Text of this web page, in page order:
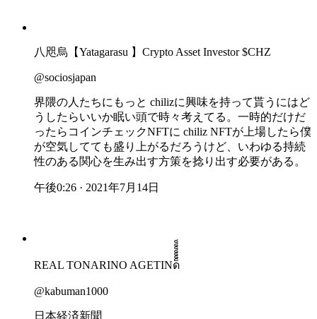
八咫烏【Yatagarasu 】Crypto Asset Investor $CHZ
@sociosjapan
界隈の人たちにもっと chilizに興味を持って貰うにはど
うしたらいいか眠い頭で時々考えてる。一時的だけだ
ったらコインチェックNFTに chiliz NFTが上場したら僕
が空気してても盛り上がるだろうけど、いわゆる持続
性のある関心を生み出す方策を捻り出す必要がある。
午後0:26 · 2021年7月14日
REAL TONARINO AGETINด็็็็็็็
@kabuman1000
日本経済新聞